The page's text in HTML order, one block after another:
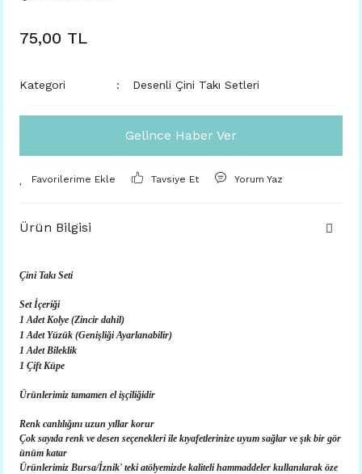
75,00 TL
Kategori Desenli Çini Takı Setleri
Gelince Haber Ver
Tavsiye Et Yorum Yaz
Ürün Bilgisi
Çini Takı Seti
Set İçeriği
1 Adet Kolye (Zincir dahil)
1 Adet Yüzük (Genişliği Ayarlanabilir)
1 Adet Bileklik
1 Çift Küpe
Ürünlerimiz tamamen el işçiliğidir
Renk canlılığını uzun yıllar korur
Çok sayıda renk ve desen seçenekleri ile kıyafetlerinize uyum sağlar ve şık bir gör
ünüm katar
Ürünlerimiz Bursa/İznik' teki atölyemizde kaliteli hammaddeler kullanılarak öze